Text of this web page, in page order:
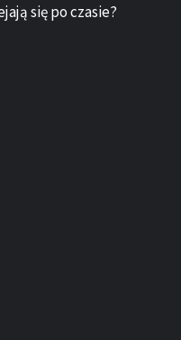
się po czasie?